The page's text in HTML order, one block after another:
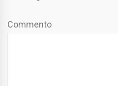
Commento